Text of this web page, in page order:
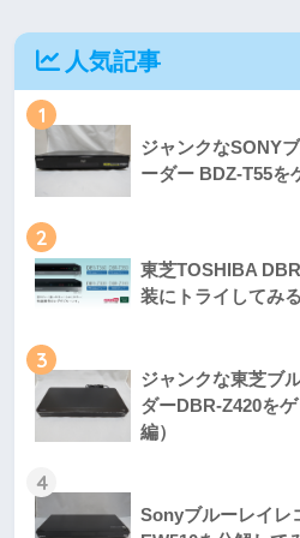
人気記事
1
ジャンクなSONY
ーダー BDZ-T55を
2
東芝TOSHIBA
装にトライしてみる
3
ジャンクな東芝ブ
ダーDBR-Z420を
編）
4
Sonyブルーレイレ